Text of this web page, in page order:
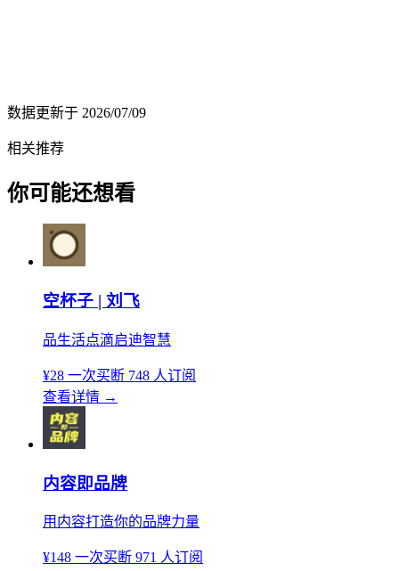
数据更新于 2026/07/09
相关推荐
你可能还想看
空杯子 | 刘飞
品生活点滴启迪智慧
¥28 一次买断 748 人订阅
查看详情 →
内容即品牌
用内容打造你的品牌力量
¥148 一次买断 971 人订阅